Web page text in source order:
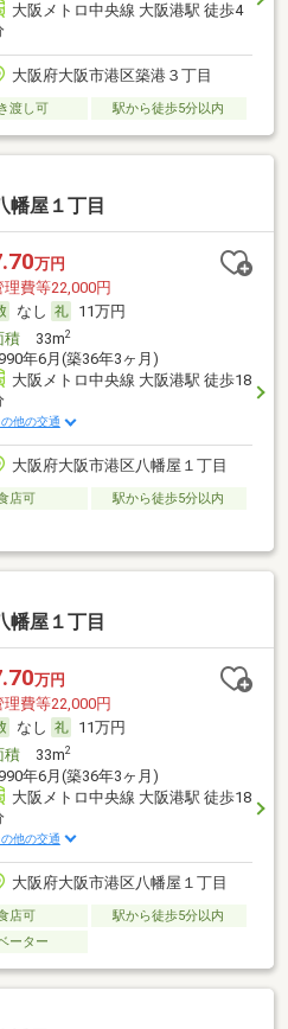
大阪メトロ中央線 大阪港駅 徒歩4
大阪府大阪市港区築港３丁目
渡し可 駅から徒歩5分以内
幡屋１丁目
万円
理費等22,000円
なし
11万円
積33m2
年6月(築36年3ヶ月)
大阪メトロ中央線 大阪港駅 徒歩18
の他の交通
大阪府大阪市港区八幡屋１丁目
店可
駅から徒歩5分以内
幡屋１丁目
万円
理費等22,000円
なし
11万円
積33m2
年6月(築36年3ヶ月)
大阪メトロ中央線 大阪港駅 徒歩18
の他の交通
大阪府大阪市港区八幡屋１丁目
店可
駅から徒歩5分以内
ーター